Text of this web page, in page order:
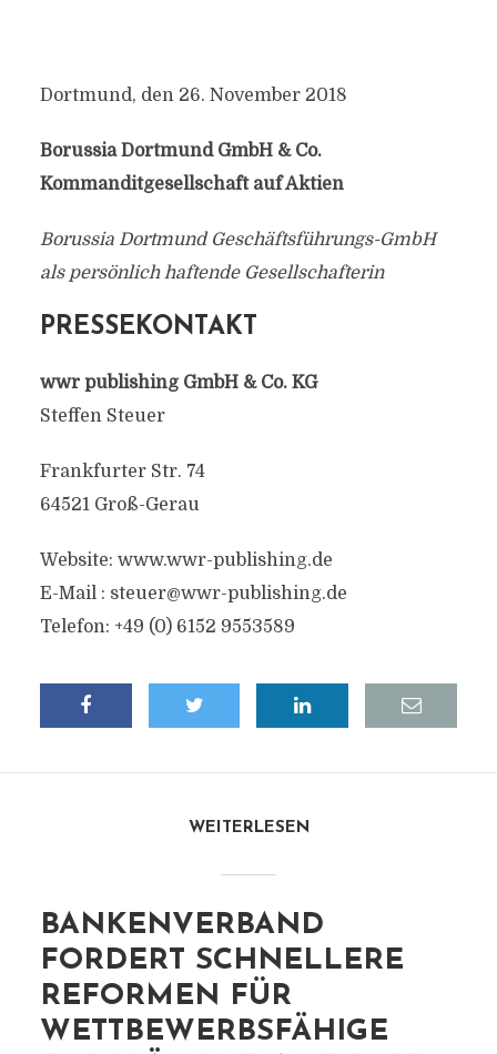
Dortmund, den 26. November 2018
Borussia Dortmund GmbH & Co.
Kommanditgesellschaft auf Aktien
Borussia Dortmund Geschäftsführungs-GmbH
als persönlich haftende Gesellschafterin
PRESSEKONTAKT
wwr publishing GmbH & Co. KG
Steffen Steuer
Frankfurter Str. 74
64521 Groß-Gerau
Website: www.wwr-publishing.de
E-Mail : steuer@wwr-publishing.de
Telefon: +49 (0) 6152 9553589
WEITERLESEN
BANKENVERBAND
FORDERT SCHNELLERE
REFORMEN FÜR
WETTBEWERBSFÄHIGE